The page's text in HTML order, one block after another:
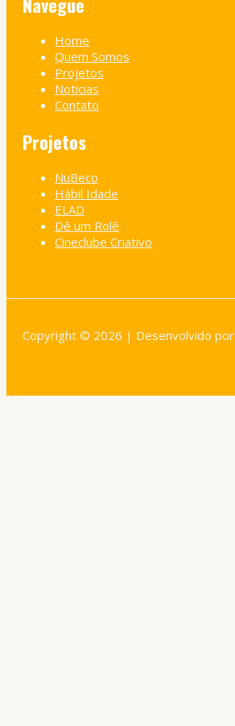
Home
Quem Somos
Projetos
Noticias
Contato
Projetos
NuBeco
Hábil Idade
ELAD
Dê um Rolê
Cineclube Criativo
Copyright © 2026 | Desenvolvido